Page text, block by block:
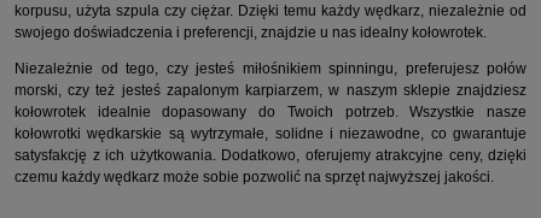
korpusu, użyta szpula czy ciężar. Dzięki temu każdy wędkarz, niezależnie od
swojego doświadczenia i preferencji, znajdzie u nas idealny kołowrotek.
Niezależnie od tego, czy jesteś miłośnikiem spinningu, preferujesz połów
morski, czy też jesteś zapalonym karpiarzem, w naszym sklepie znajdziesz
kołowrotek idealnie dopasowany do Twoich potrzeb. Wszystkie nasze
kołowrotki wędkarskie są wytrzymałe, solidne i niezawodne, co gwarantuje
satysfakcję z ich użytkowania. Dodatkowo, oferujemy atrakcyjne ceny, dzięki
czemu każdy wędkarz może sobie pozwolić na sprzęt najwyższej jakości.